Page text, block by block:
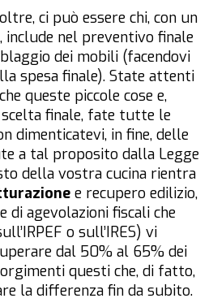
ci può essere chi, con un
include nel preventivo finale
dei mobili (facendovi
spesa finale). State attenti
queste piccole cose e,
finale, fate tutte le
dimenticatevi, in fine, delle
a tal proposito dalla Legge
della vostra cucina rientra
e recupero edilizio,
agevolazioni fiscali che
o sull’IRES) vi
dal 50% al 65% dei
questi che, di fatto,
la differenza fin da subito.